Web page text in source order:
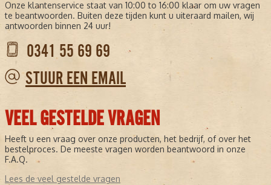
Onze klantenservice staat van 10:00 to 16:00 klaar om uw vragen
te beantwoorden. Buiten deze tijden kunt u uiteraard mailen, wij
antwoorden binnen 24 uur!
0341 55 69 69
STUUR EEN EMAIL
VEEL GESTELDE VRAGEN
Heeft u een vraag over onze producten, het bedrijf, of over het
bestelproces. De meeste vragen worden beantwoord in onze
F.A.Q.
Lees de veel gestelde vragen